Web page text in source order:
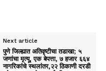
Next article
पुणे जिल्ह्यात अतिवृष्टीचा तडाखा; ५
जणांचा मृत्यू, एक बेपत्ता, ७ हजार ६६४
नागरिकांचे स्थलांतर,२२ ठिकाणी दरडी